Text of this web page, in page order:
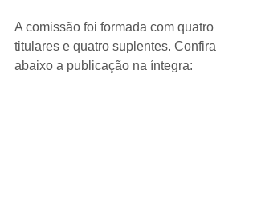
A comissão foi formada com quatro
titulares e quatro suplentes. Confira
abaixo a publicação na íntegra: